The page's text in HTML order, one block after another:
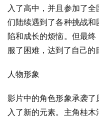
入了高中，并且参加了
们陆续遇到了各种挑战
陷和成长的烦恼。但最
服了困难，达到了自己的
人物形象
影片中的角色形象承袭
入了新的元素。主角桂